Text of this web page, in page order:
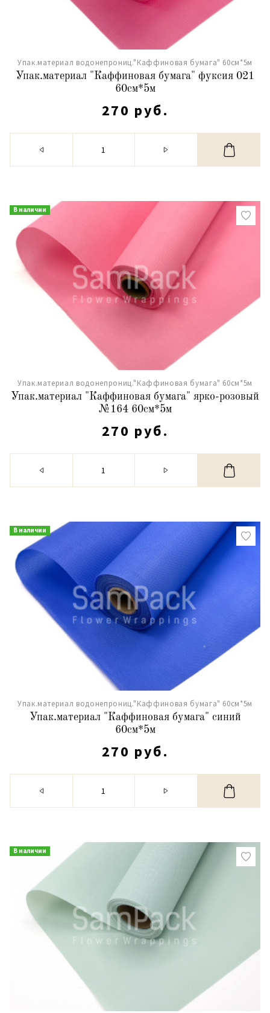
Упак.материал водонепрониц."Каффиновая бумага" 60см*5м
Упак.материал "Каффиновая бумага" фуксия 021
60см*5м
270 руб.
В наличии
Упак.материал водонепрониц."Каффиновая бумага" 60см*5м
Упак.материал "Каффиновая бумага" ярко-розовый
№164 60см*5м
270 руб.
В наличии
Упак.материал водонепрониц."Каффиновая бумага" 60см*5м
Упак.материал "Каффиновая бумага" синий
60см*5м
270 руб.
В наличии